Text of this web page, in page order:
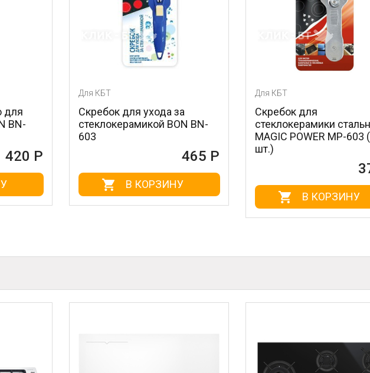
Скребок для ухода за
стеклокерамикой BON BN-
В КОРЗИНУ
Скребок для
стеклокерамики стальной
MAGIC POWER MP-603 (1
шт.)
В КОРЗИНУ